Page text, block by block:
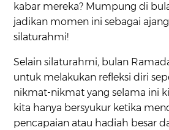
kabar mereka? Mumpung di
jadikan momen ini sebagai
silaturahmi!
Selain silaturahmi, bulan
untuk melakukan refleksi diri
nikmat-nikmat yang selama ini
kita hanya bersyukur ketika
pencapaian atau hadiah besar